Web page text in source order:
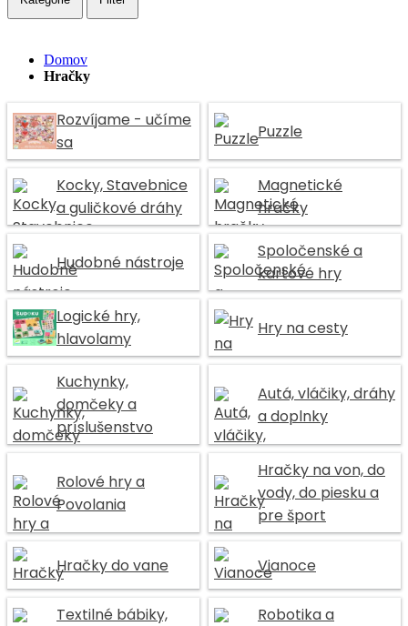
Domov
Hračky
Rozvíjame - učíme
sa
Puzzle
Kocky, Stavebnice
a guličkové dráhy
Magnetické
hračky
Hudobné nástroje
Spoločenské a
kartové hry
Logické hry,
hlavolamy
Hry na cesty
Kuchynky,
domčeky a
príslušenstvo
Autá, vláčiky, dráhy
a doplnky
Rolové hry a
Povolania
Hračky na von, do
vody, do piesku a
pre šport
Hračky do vane Vianoce
Textilné bábiky,
Robotika a